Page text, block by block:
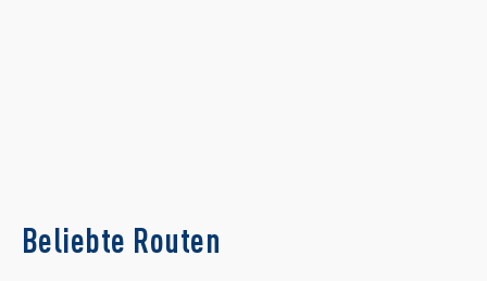
Beliebte Routen